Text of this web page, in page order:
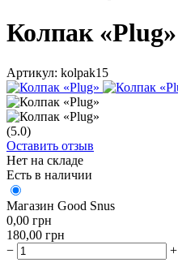
Колпак «Plug»
Артикул: kolpak15
(5.0)
Оставить отзыв
Нет на складе
Есть в наличии
Магазин Good Snus
0,00 грн
180,00 грн
−
+